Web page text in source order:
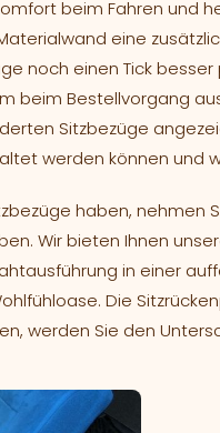
beim Fahren und
eine
noch einen Tick
beim Bestellvorgang
Sitzbezüge
werden können und
haben, nehmen
Wir bieten Ihnen
in einer
Die
werden Sie den